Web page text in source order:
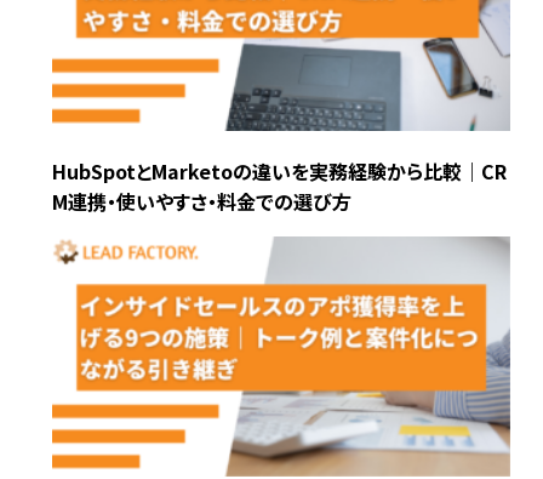
HubSpotとMarketoの違いを実務経験から比較｜CR
M連携・使いやすさ・料金での選び方